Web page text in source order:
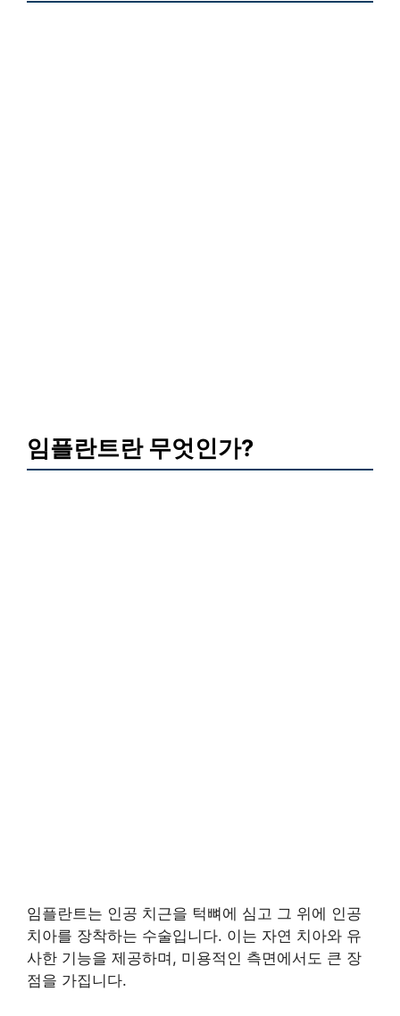
임플란트란 무엇인가?
임플란트는 인공 치근을 턱뼈에 심고 그 위에 인공
치아를 장착하는 수술입니다. 이는 자연 치아와 유
사한 기능을 제공하며, 미용적인 측면에서도 큰 장
점을 가집니다.